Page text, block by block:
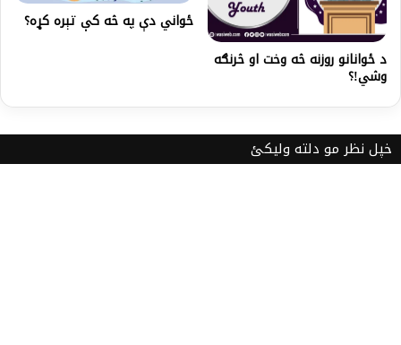
د ځوانانو روزنه څه وخت او څرنګه
وشي!؟
ځواني دې په څه کې تېره کړه؟
خپل نظر مو دلته ولیکئ